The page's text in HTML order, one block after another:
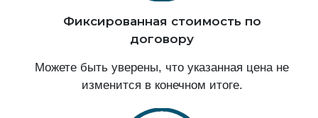
Фиксированная стоимость по
договору
Можете быть уверены, что указанная цена не
изменится в конечном итоге.